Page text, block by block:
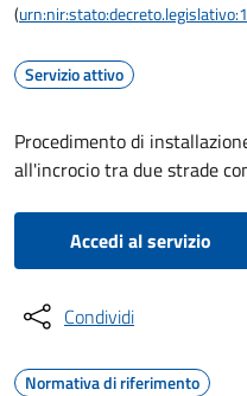
(
Servizio attivo
Procedimento di
all'incrocio tra due strade
Accedi al servizio
Condividi
Normativa di riferimento